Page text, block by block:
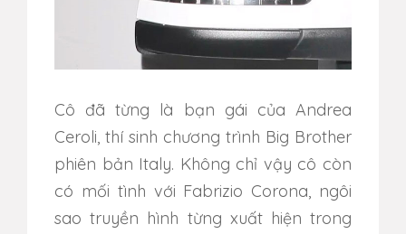
Cô đã từng là bạn gái của Andrea
Ceroli, thí sinh chương trình Big Brother
phiên bản Italy. Không chỉ vậy cô còn
có mối tình với Fabrizio Corona, ngôi
sao truyền hình từng xuất hiện trong